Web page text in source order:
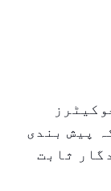
پیش بندی
ثابت